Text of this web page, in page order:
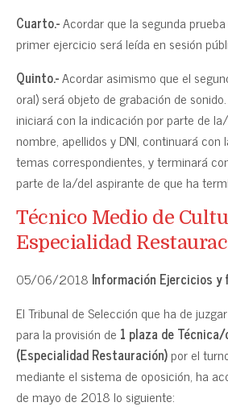
Cuarto.-Acordar que la segunda
primer ejercicio será leída en sesión
Quinto.-Acordar asimismo que el
oral) será objeto de grabación de
iniciará con la indicación por parte de
nombre, apellidos y DNI, continuará con
temas correspondientes, y terminará
parte de la/del aspirante de que ha
Técnico Medio de
Especialidad
05/06/2018 Información Ejercicios
El Tribunal de Selección que ha de
para la provisión de 1 plaza de
(Especialidad Restauración)por el
mediante el sistema de oposición, ha
de mayo de 2018 lo siguiente: